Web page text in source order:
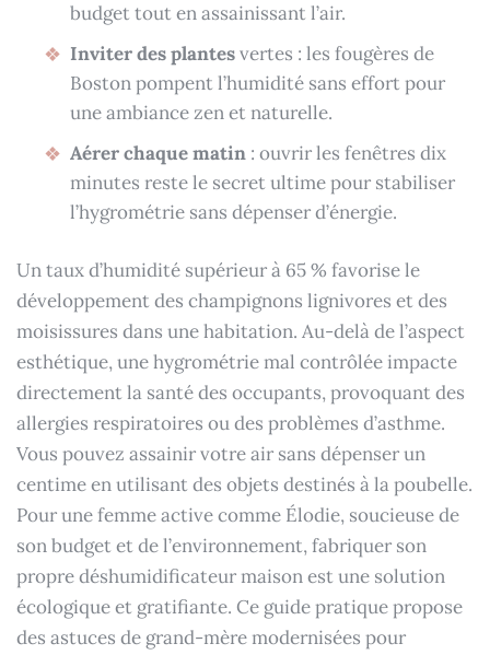
budget tout en assainissant l’air.
Inviter des plantesvertes : les fougères de
Boston pompent l’humidité sans effort pour
une ambiance zen et naturelle.
Aérer chaque matin : ouvrir les fenêtres dix
minutes reste le secret ultime pour stabiliser
l’hygrométrie sans dépenser d’énergie.
Un taux d’humidité supérieur à 65 % favorise le
développement des champignons lignivores et des
moisissures dans une habitation. Au-delà de l’aspect
esthétique, une hygrométrie mal contrôlée impacte
directement la santé des occupants, provoquant des
allergies respiratoires ou des problèmes d’asthme.
Vous pouvez assainir votre air sans dépenser un
centime en utilisant des objets destinés à la poubelle.
Pour une femme active comme Élodie, soucieuse de
son budget et de l’environnement, fabriquer son
propre déshumidificateur maison est une solution
écologique et gratifiante. Ce guide pratique propose
des astuces de grand-mère modernisées pour